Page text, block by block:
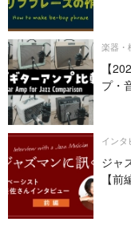
楽器・
【
プ・
インタ
ジャ
【前